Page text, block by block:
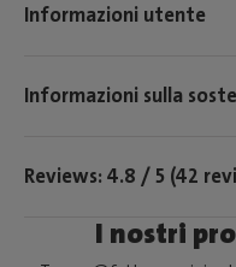
Informazioni utente
Informazioni sulla
Reviews: 4.8 / 5 (42
I nostri